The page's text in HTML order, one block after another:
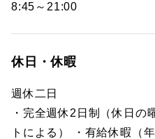
8:45～21:00
休日・休暇
週休二日
・完全週休2日制（休日の
トによる） ・有給休暇（